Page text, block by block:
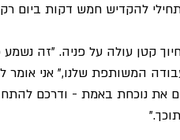
להקדיש חמש דקות ביום
קטן עולה על פניה. "זה
המשותפת שלנו," אני אומר
את נוכחת באמת - ודרכם